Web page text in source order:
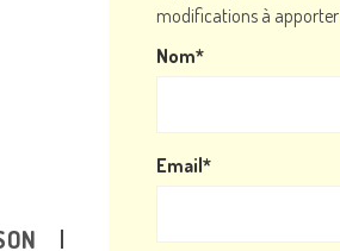
modifications à apporter
Nom*
Email*